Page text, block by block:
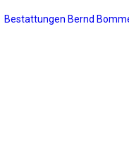
Bestattungen Bernd